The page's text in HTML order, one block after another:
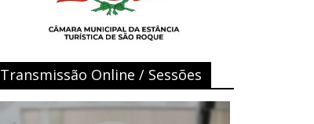
Transmissão Online / Sessões